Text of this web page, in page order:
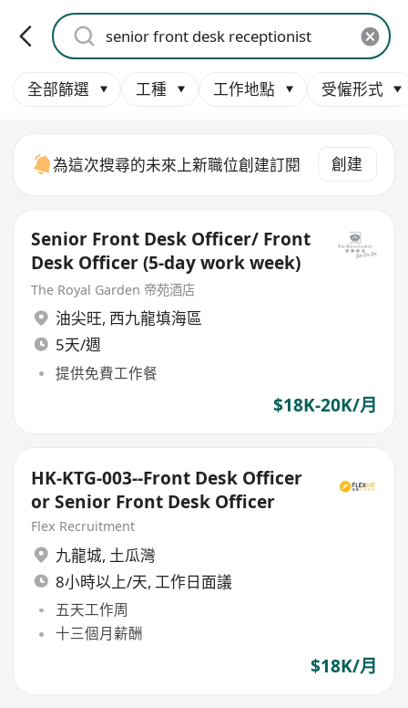
全部篩選 工種 工作地點 受僱形式
為這次搜尋的未來上新職位創建訂閱 創建
Senior Front Desk Officer/ Front
Desk Officer (5-day work week)
The Royal Garden 帝苑酒店
油尖旺, 西九龍填海區
5天/週
提供免費工作餐
$18K-20K/月
HK-KTG-003--Front Desk Officer
or Senior Front Desk Officer
Flex Recruitment
九龍城, 土瓜灣
8小時以上/天, 工作日面議
五天工作周
十三個月薪酬
$18K/月